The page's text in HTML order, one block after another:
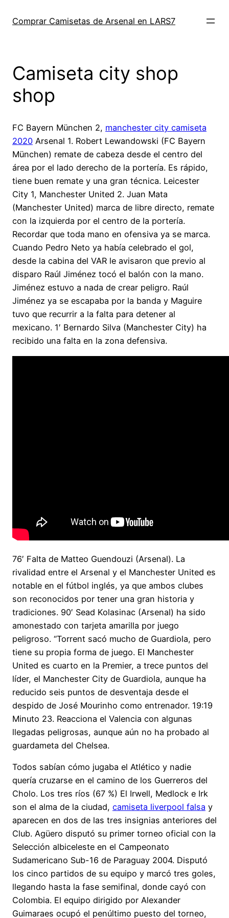
Comprar Camisetas de Arsenal en LARS7
Camiseta city shop
shop
FC Bayern München 2, manchester city camiseta
2020 Arsenal 1. Robert Lewandowski (FC Bayern
München) remate de cabeza desde el centro del
área por el lado derecho de la portería. Es rápido,
tiene buen remate y una gran técnica. Leicester
City 1, Manchester United 2. Juan Mata
(Manchester United) marca de libre directo, remate
con la izquierda por el centro de la portería.
Recordar que toda mano en ofensiva ya se marca.
Cuando Pedro Neto ya había celebrado el gol,
desde la cabina del VAR le avisaron que previo al
disparo Raúl Jiménez tocó el balón con la mano.
Jiménez estuvo a nada de crear peligro. Raúl
Jiménez ya se escapaba por la banda y Maguire
tuvo que recurrir a la falta para detener al
mexicano. 1′ Bernardo Silva (Manchester City) ha
recibido una falta en la zona defensiva.
76′ Falta de Matteo Guendouzi (Arsenal). La
rivalidad entre el Arsenal y el Manchester United es
notable en el fútbol inglés, ya que ambos clubes
son reconocidos por tener una gran historia y
tradiciones. 90′ Sead Kolasinac (Arsenal) ha sido
amonestado con tarjeta amarilla por juego
peligroso. “Torrent sacó mucho de Guardiola, pero
tiene su propia forma de juego. El Manchester
United es cuarto en la Premier, a trece puntos del
líder, el Manchester City de Guardiola, aunque ha
reducido seis puntos de desventaja desde el
despido de José Mourinho como entrenador. 19:19
Minuto 23. Reacciona el Valencia con algunas
llegadas peligrosas, aunque aún no ha probado al
guardameta del Chelsea.
Todos sabían cómo jugaba el Atlético y nadie
quería cruzarse en el camino de los Guerreros del
Cholo. Los tres ríos (67 %) El Irwell, Medlock e Irk
son el alma de la ciudad, camiseta liverpool falsa y
aparecen en dos de las tres insignias anteriores del
Club. Agüero disputó su primer torneo oficial con la
Selección albiceleste en el Campeonato
Sudamericano Sub-16 de Paraguay 2004. Disputó
los cinco partidos de su equipo y marcó tres goles,
llegando hasta la fase semifinal, donde cayó con
Colombia. El equipo dirigido por Alexander
Guimaraes ocupó el penúltimo puesto del torneo,